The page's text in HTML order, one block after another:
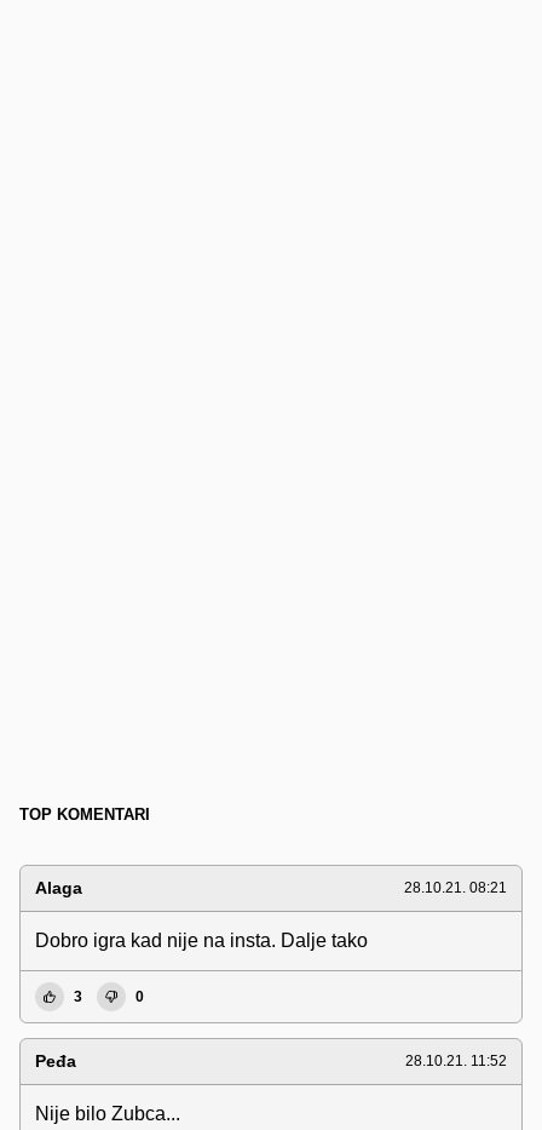
TOP KOMENTARI
Alaga 28.10.21. 08:21
Dobro igra kad nije na insta. Dalje tako
3 0
Peđa 28.10.21. 11:52
Nije bilo Zubca...